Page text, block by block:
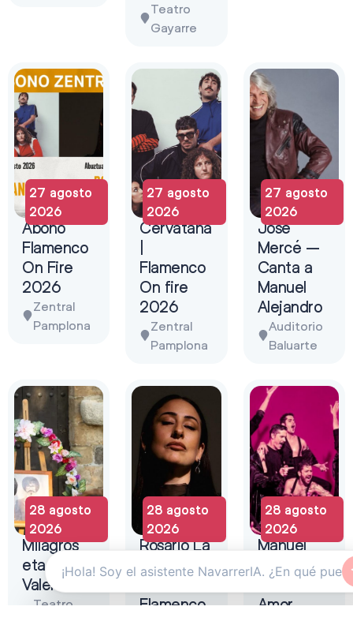
Teatro
Gayarre
27 agosto
2026
Abono
Flamenco
On Fire
2026
Zentral
Pamplona
27 agosto
2026
Cervatana
Flamenco
On fire
2026
Zentral
Pamplona
27 agosto
2026
José
Mercé –
Canta a
Manuel
Alejandro
Auditorio
Baluarte
28 agosto
2026
Milagros
eta
Valentina
Teatro
28 agosto
2026
Rosario La
Tremendita
Flamenco
28 agosto
2026
Manuel
Liñán –
Muerta de
Amor